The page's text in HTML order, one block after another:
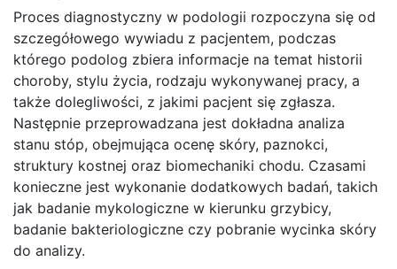
Proces diagnostyczny w podologii rozpoczyna się od
szczegółowego wywiadu z pacjentem, podczas
którego podolog zbiera informacje na temat historii
choroby, stylu życia, rodzaju wykonywanej pracy, a
także dolegliwości, z jakimi pacjent się zgłasza.
Następnie przeprowadzana jest dokładna analiza
stanu stóp, obejmująca ocenę skóry, paznokci,
struktury kostnej oraz biomechaniki chodu. Czasami
konieczne jest wykonanie dodatkowych badań, takich
jak badanie mykologiczne w kierunku grzybicy,
badanie bakteriologiczne czy pobranie wycinka skóry
do analizy.